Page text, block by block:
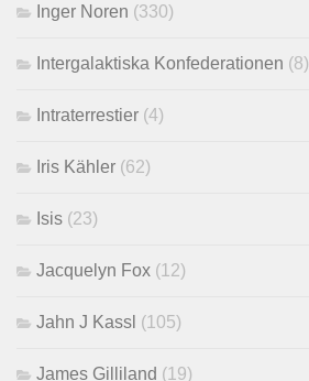
Inger Noren (330)
Intergalaktiska Konfederationen (8)
Intraterrestier (4)
Iris Kähler (62)
Isis (23)
Jacquelyn Fox (12)
Jahn J Kassl (105)
James Gilliland (19)